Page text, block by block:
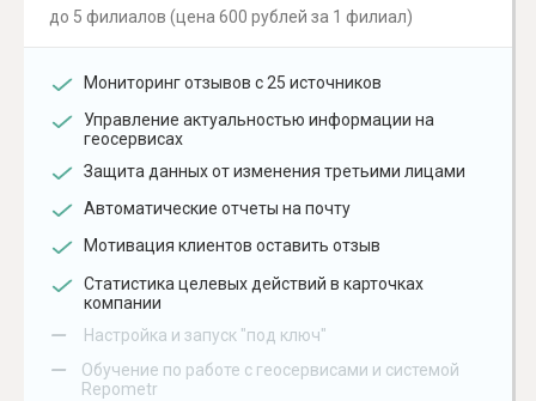
до 5 филиалов (цена 600 рублей за 1 филиал)
Мониторинг отзывов с 25 источников
Управление актуальностью информации на
геосервисах
Защита данных от изменения третьими лицами
Автоматические отчеты на почту
Мотивация клиентов оставить отзыв
Статистика целевых действий в карточках
компании
– Настройка и запуск "под ключ"
–
Обучение по работе с геосервисами и системой
Repometr